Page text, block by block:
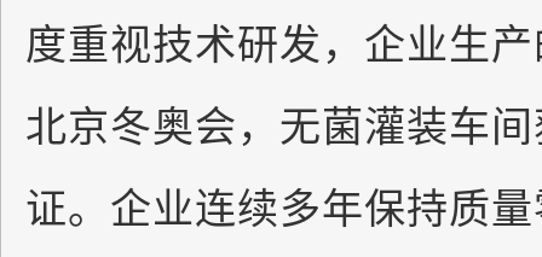
度重视技术研发，企业生
北京冬奥会，无菌灌装车
证。企业连续多年保持质